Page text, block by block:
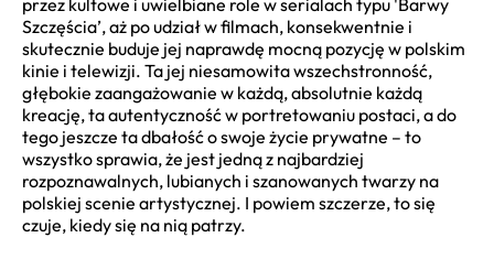
przez kultowe i uwielbiane role w serialach typu 'Barwy
Szczęścia’, aż po udział w filmach, konsekwentnie i
skutecznie buduje jej naprawdę mocną pozycję w polskim
kinie i telewizji. Ta jej niesamowita wszechstronność,
głębokie zaangażowanie w każdą, absolutnie każdą
kreację, ta autentyczność w portretowaniu postaci, a do
tego jeszcze ta dbałość o swoje życie prywatne – to
wszystko sprawia, że jest jedną z najbardziej
rozpoznawalnych, lubianych i szanowanych twarzy na
polskiej scenie artystycznej. I powiem szczerze, to się
czuje, kiedy się na nią patrzy.